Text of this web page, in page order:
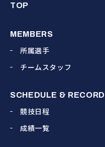
TOP
MEMBERS
所属選手
チームスタッフ
SCHEDULE & RECORD
競技日程
成績一覧